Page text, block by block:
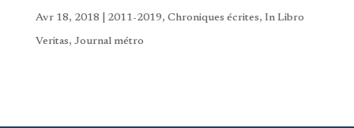
Avr 18, 2018 2011-2019, Chroniques écrites, In Libro
Veritas, Journal métro